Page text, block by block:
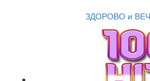
ЗДОРОВО и